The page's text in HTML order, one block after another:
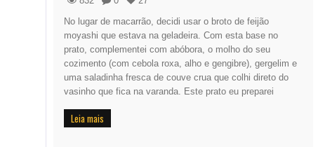
No lugar de macarrão, decidi usar o broto de feijão
moyashi que estava na geladeira. Com esta base no
prato, complementei com abóbora, o molho do seu
cozimento (com cebola roxa, alho e gengibre), gergelim e
uma saladinha fresca de couve crua que colhi direto do
vasinho que fica na varanda. Este prato eu preparei
Leia mais